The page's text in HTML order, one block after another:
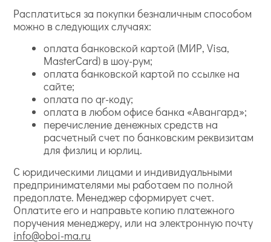
Расплатиться за покупки безналичным способом
можно в следующих случаях:
оплата банковской картой (МИР, Visa,
MasterCard) в шоу-рум;
оплата банковской картой по ссылке на
сайте;
оплата по qr-коду;
оплата в любом офисе банка «Авангард»;
перечисление денежных средств на
расчетный счет по банковским реквизитам
для физлиц и юрлиц.
С юридическими лицами и индивидуальными
предпринимателями мы работаем по полной
предоплате. Менеджер сформирует счет.
Оплатите его и направьте копию платежного
поручения менеджеру, или на электронную почту
info@oboi-ma.ru